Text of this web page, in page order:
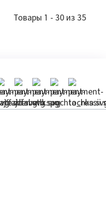
Товары 1 - 30 из 35